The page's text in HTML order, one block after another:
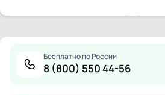
Бесплатно по России
8 (800) 550 44-56